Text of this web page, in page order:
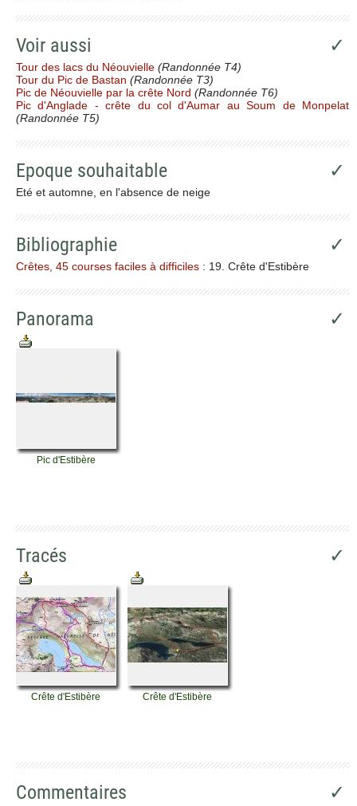
Voir aussi ✓
Tour des lacs du Néouvielle (Randonnée T4)
Tour du Pic de Bastan (Randonnée T3)
Pic de Néouvielle par la crête Nord (Randonnée T6)
Pic d'Anglade - crête du col d'Aumar au Soum de Monpelat
(Randonnée T5)
Epoque souhaitable ✓
Eté et automne, en l'absence de neige
Bibliographie ✓
Crêtes, 45 courses faciles à difficiles : 19. Crête d'Estibère
Panorama ✓
Pic d'Estibère
Tracés ✓
Crête d'Estibère Crête d'Estibère
Commentaires ✓